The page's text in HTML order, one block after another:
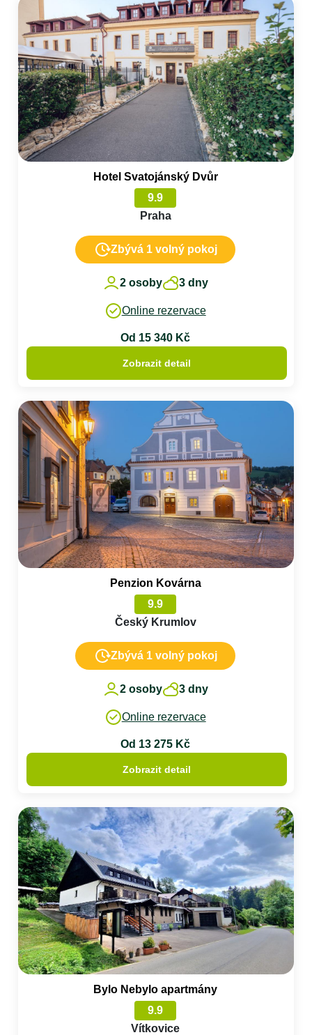
Hotel Svatojánský Dvůr
9.9
Praha
Zbývá 1 volný pokoj
2 osoby 3 dny
Online rezervace
Od 15 340 Kč
Zobrazit detail
Penzion Kovárna
9.9
Český Krumlov
Zbývá 1 volný pokoj
2 osoby 3 dny
Online rezervace
Od 13 275 Kč
Zobrazit detail
Bylo Nebylo apartmány
9.9
Vítkovice